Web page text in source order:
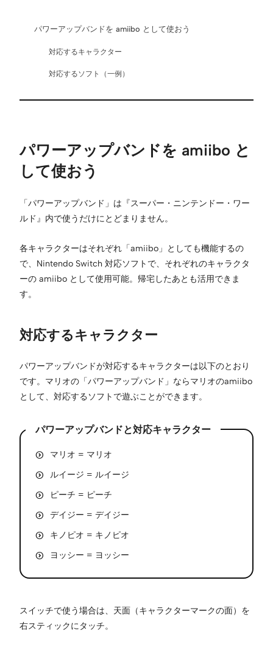
パワーアップバンドを amiibo として使おう
対応するキャラクター
対応するソフト（一例）
パワーアップバンドを amiibo と
して使おう
「パワーアップバンド」は『スーパー・ニンテンドー・ワー
ルド』内で使うだけにとどまりません。
各キャラクターはそれぞれ「amiibo」としても機能するの
で、Nintendo Switch 対応ソフトで、それぞれのキャラクタ
ーの amiibo として使用可能。帰宅したあとも活用できま
す。
対応するキャラクター
パワーアップバンドが対応するキャラクターは以下のとおり
です。マリオの「パワーアップバンド」ならマリオのamiibo
として、対応するソフトで遊ぶことができます。
パワーアップバンドと対応キャラクター
マリオ = マリオ
ルイージ = ルイージ
ピーチ = ピーチ
デイジー = デイジー
キノピオ = キノピオ
ヨッシー = ヨッシー
スイッチで使う場合は、天面（キャラクターマークの面）を
右スティックにタッチ。